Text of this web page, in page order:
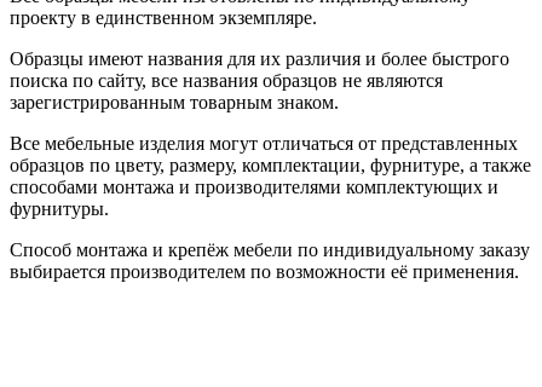
проекту в единственном экземпляре.
Образцы имеют названия для их различия и более быстрого
поиска по сайту, все названия образцов не являются
зарегистрированным товарным знаком.
Все мебельные изделия могут отличаться от представленных
образцов по цвету, размеру, комплектации, фурнитуре, а также
способами монтажа и производителями комплектующих и
фурнитуры.
Способ монтажа и крепёж мебели по индивидуальному заказу
выбирается производителем по возможности её применения.